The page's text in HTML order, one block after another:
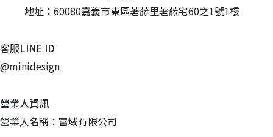
地址：60080嘉義市東區荖藤里荖藤宅60之1號1樓
客服LINE ID
@minidesign
營業人資訊
營業人名稱：富域有限公司